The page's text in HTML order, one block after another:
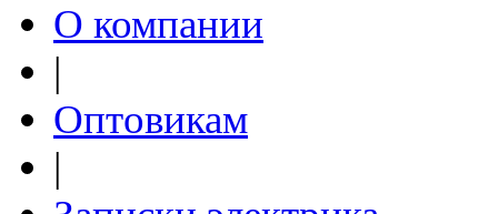
О компании
|
Оптовикам
|